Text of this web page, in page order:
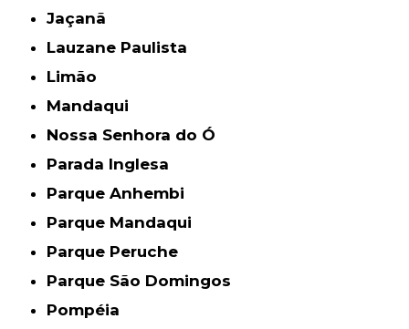
Jaçanã
Lauzane Paulista
Limão
Mandaqui
Nossa Senhora do Ó
Parada Inglesa
Parque Anhembi
Parque Mandaqui
Parque Peruche
Parque São Domingos
Pompéia